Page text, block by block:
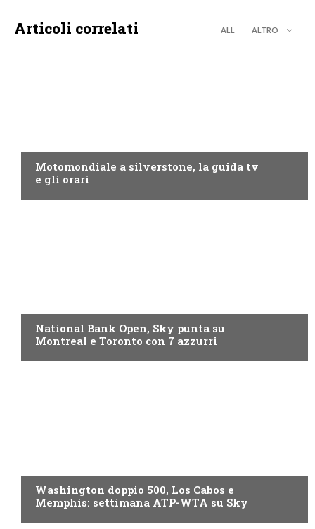
Articoli correlati ALL ALTRO
Motomondiale a silverstone, la guida tv
e gli orari
National Bank Open, Sky punta su
Montreal e Toronto con 7 azzurri
Washington doppio 500, Los Cabos e
Memphis: settimana ATP-WTA su Sky